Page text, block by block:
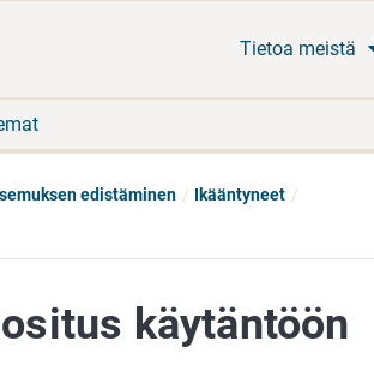
Tietoa meistä
edistäminen
Ikääntyneet
käytäntöön